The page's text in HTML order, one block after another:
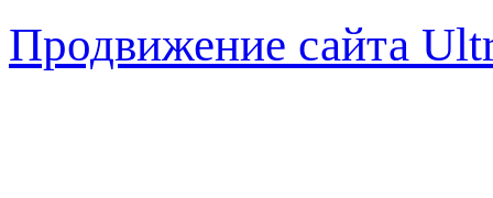
Продвижение сайта